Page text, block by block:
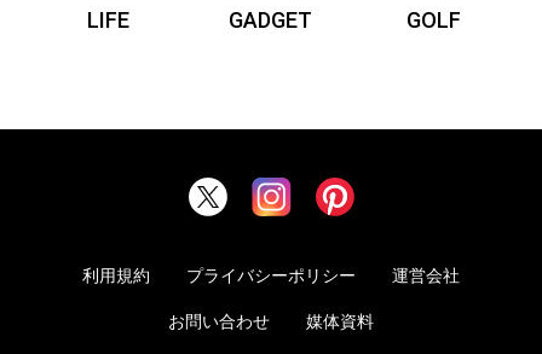
LIFE GADGET GOLF
利用規約 プライバシーポリシー 運営会社
お問い合わせ 媒体資料